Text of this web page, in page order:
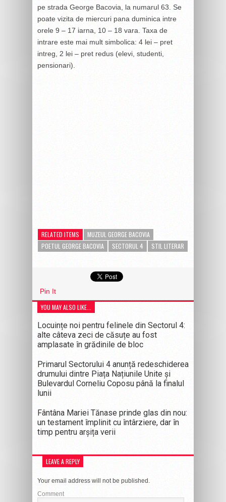
pe strada George Bacovia, la numarul 63. Se
poate vizita de miercuri pana duminica intre
orele 9 – 17 iarna, 10 – 18 vara. Taxa de
intrare este mai mult simbolica: 4 lei – pret
intreg, 2 lei – pret redus (elevi, studenti,
pensionari).
RELATED ITEMS
MUZEUL GEORGE BACOVIA
POETUL GEORGE BACOVIA
SECTORUL 4 STIL LITERAR
Pin It
YOU MAY ALSO LIKE...
Locuințe noi pentru felinele din Sectorul 4:
alte câteva zeci de căsuțe au fost
amplasate în grădinile de bloc
Primarul Sectorului 4 anunță redeschiderea
drumului dintre Piața Națiunile Unite și
Bulevardul Corneliu Coposu până la finalul
lunii
Fântâna Mariei Tănase prinde glas din nou:
un testament împlinit cu întârziere, dar în
timp pentru arșița verii
LEAVE A REPLY
Your email address will not be published.
Comment